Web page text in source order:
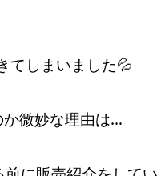
てしまいました💦
微妙な理由は…